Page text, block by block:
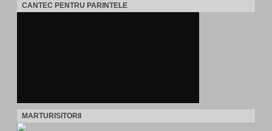
CANTEC PENTRU PARINTELE
MARTURISITORII